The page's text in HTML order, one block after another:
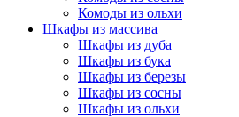
Комоды из ольхи
Шкафы из массива
Шкафы из дуба
Шкафы из бука
Шкафы из березы
Шкафы из сосны
Шкафы из ольхи